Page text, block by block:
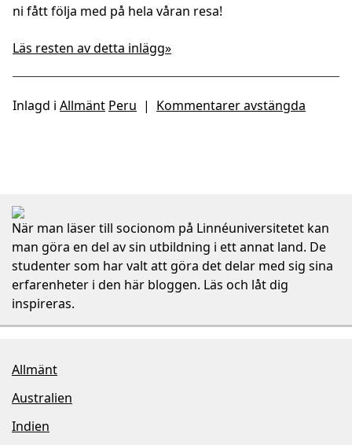
ni fått följa med på hela våran resa!
Läs resten av detta inlägg»
Inlagd i Allmänt Peru | Kommentarer avstängda
När man läser till socionom på Linnéuniversitetet kan
man göra en del av sin utbildning i ett annat land. De
studenter som har valt att göra det delar med sig sina
erfarenheter i den här bloggen. Läs och låt dig
inspireras.
Allmänt
Australien
Indien